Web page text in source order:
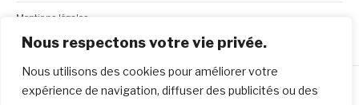
Nous respectons votre vie privée.
Nous utilisons des cookies pour améliorer votre
expérience de navigation, diffuser des publicités ou des
Mentions légales